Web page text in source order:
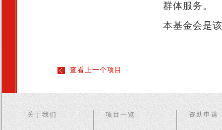
群体服务。
本基金会是
查看上一个项目
关于我们 项目一览 资助申请